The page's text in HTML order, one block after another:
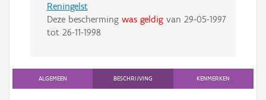
Reningelst
Deze bescherming was geldigvan 29-05-1997
tot 26-11-1998
ALGEMEEN BESCHRIJVING KENMERKEN